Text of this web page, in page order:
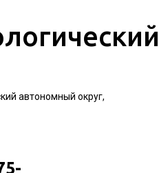
автономный округ,